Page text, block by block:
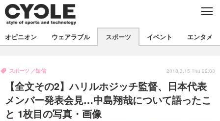
C
E
製品/用品
衣類
飲食
バックナンバー
コラム
インプレ
ボイス
デバイス
ビジネス
国内
海外
スポーツ
短信
イベント
オピニオン ウェアラブル スポーツ イベント エンタメ
【全文その2】ハリルホジッチ監督、日本代表
メンバー発表会見…中島翔哉について語ったこ
と 1枚目の写真・画像
スポーツ 短信 2018.3.15 Thu 22:03